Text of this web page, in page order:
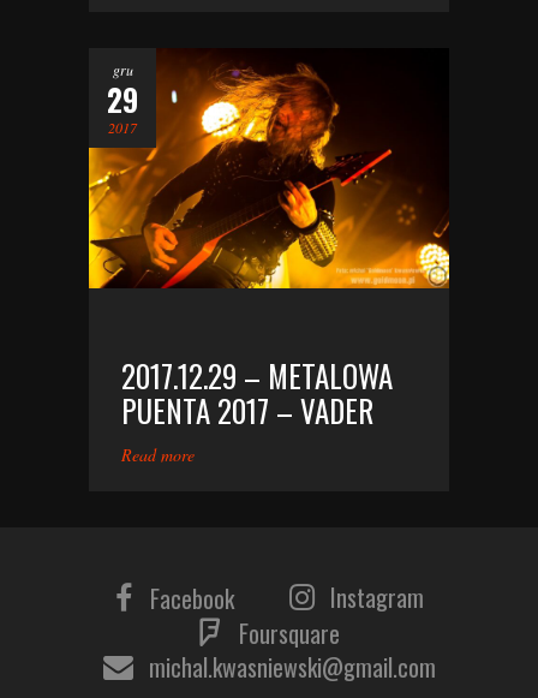
gru
29
2017
2017.12.29 – METALOWA
PUENTA 2017 – VADER
Read more
Facebook
Instagram
Foursquare
michal.kwasniewski@gmail.com